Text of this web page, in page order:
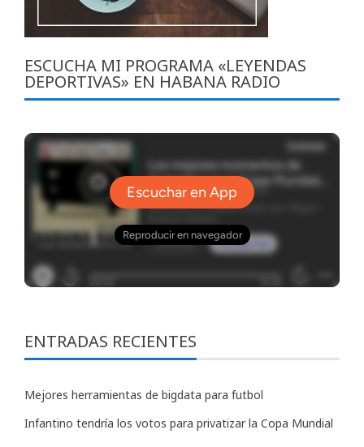
ESCUCHA MI PROGRAMA «LEYENDAS
DEPORTIVAS» EN HABANA RADIO
ENTRADAS RECIENTES
Mejores herramientas de bigdata para futbol
Infantino tendría los votos para privatizar la Copa Mundial